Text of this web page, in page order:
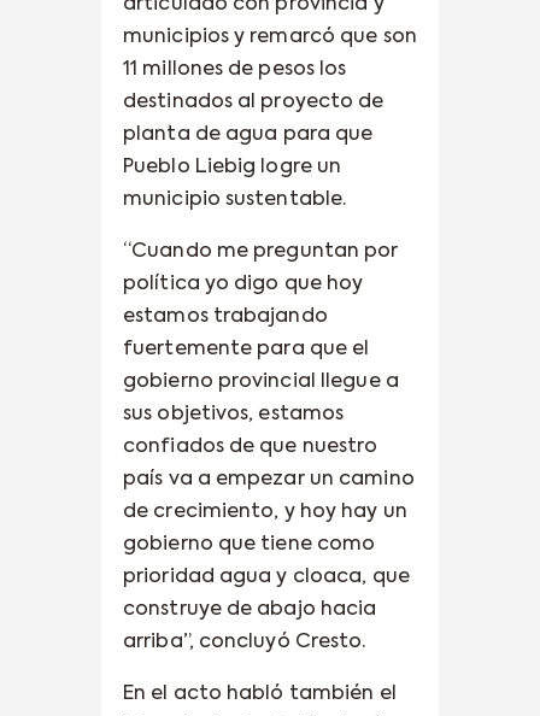
articulado con provincia y
municipios y remarcó que son
11 millones de pesos los
destinados al proyecto de
planta de agua para que
Pueblo Liebig logre un
municipio sustentable.
“Cuando me preguntan por
política yo digo que hoy
estamos trabajando
fuertemente para que el
gobierno provincial llegue a
sus objetivos, estamos
confiados de que nuestro
país va a empezar un camino
de crecimiento, y hoy hay un
gobierno que tiene como
prioridad agua y cloaca, que
construye de abajo hacia
arriba”, concluyó Cresto.
En el acto habló también el